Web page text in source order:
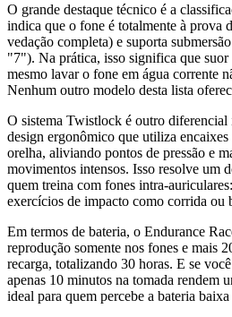
O grande destaque técnico é a
indica que o fone é totalmente à prova
vedação completa) e suporta
"7"). Na prática, isso significa que
mesmo lavar o fone em água corrente
Nenhum outro modelo desta lista
O sistema Twistlock é outro diferencial
design ergonômico que utiliza encaixes
orelha, aliviando pontos de pressão e
movimentos intensos. Isso resolve um
quem treina com fones intra-
exercícios de impacto como corrida ou
Em termos de bateria, o Endurance
reprodução somente nos fones e mais
recarga, totalizando 30 horas. E se
apenas 10 minutos na tomada rendem
ideal para quem percebe a bateria